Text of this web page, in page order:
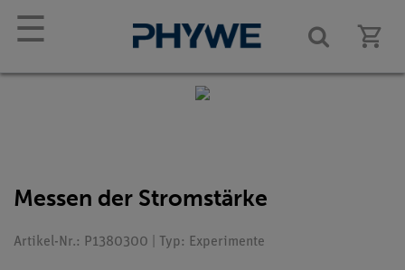
☰
Messen der Stromstärke
Artikel-Nr.: P1380300 | Typ: Experimente